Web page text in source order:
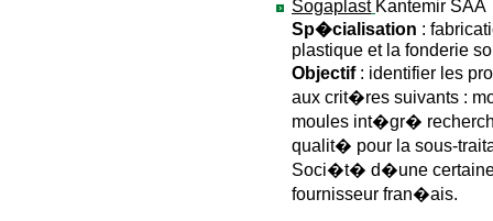
Sogaplast Kantemir SAA
Sp�cialisation :
plastique et la fonderie
Objectif: identifier les
aux crit�res suivants :
moules int�gr�
qualit� pour la sous-
Soci�t� d�une certaine
fournisseur fran�ais.